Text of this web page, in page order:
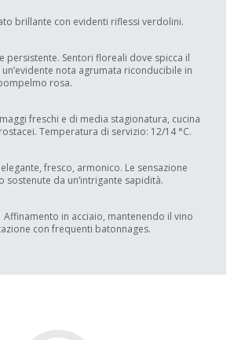
brillante con evidenti riflessi verdolini.
persistente. Sentori floreali dove spicca il
nota agrumata riconducibile in
rosa.
freschi e di media stagionatura, cucina
Temperatura di servizio: 12/14 °C.
fresco, armonico. Le sensazione
sostenute da un’intrigante sapidità.
Affinamento in acciaio, mantenendo il vino
con frequenti batonnages.